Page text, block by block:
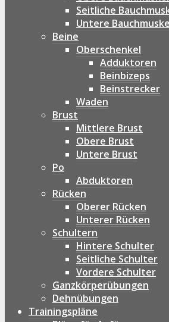
Seitliche
Untere
Beine
Oberschenkel
Adduktoren
Beinbizeps
Beinstrecker
Waden
Brust
Mittlere Brust
Obere Brust
Untere Brust
Po
Abduktoren
Rücken
Oberer Rücken
Unterer Rücken
Schultern
Hintere Schulter
Seitliche Schulter
Vordere Schulter
Ganzkörperübungen
Dehnübungen
Trainingspläne